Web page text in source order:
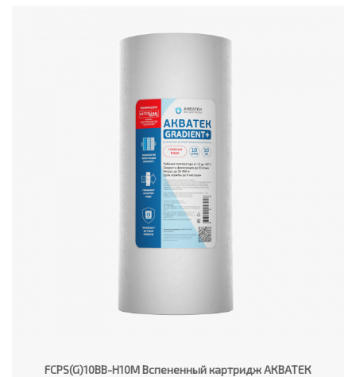
FCPS(G)10BB-H10M Вспененный картридж АКВАТЕК